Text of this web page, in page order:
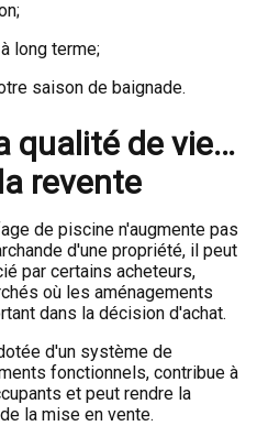
long terme;
saison de baignade.
qualité de vie…
revente
de piscine n'augmente pas
d'une propriété, il peut
par certains acheteurs,
où les aménagements
dans la décision d'achat.
d'un système de
fonctionnels, contribue à
et peut rendre la
la mise en vente.